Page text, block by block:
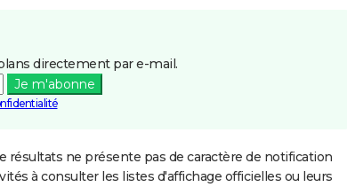
directement par e-mail.
Je m'abonne
résultats ne présente pas de caractère de notification
à consulter les listes d'affichage officielles ou leurs